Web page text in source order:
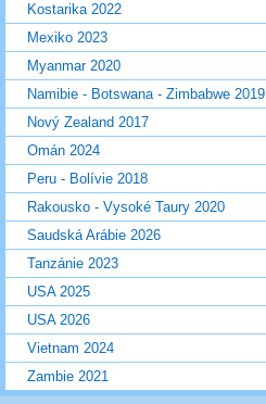
Kostarika 2022
Mexiko 2023
Myanmar 2020
Namibie - Botswana - Zimbabwe 2019
Nový Zealand 2017
Omán 2024
Peru - Bolívie 2018
Rakousko - Vysoké Taury 2020
Saudská Arábie 2026
Tanzánie 2023
USA 2025
USA 2026
Vietnam 2024
Zambie 2021